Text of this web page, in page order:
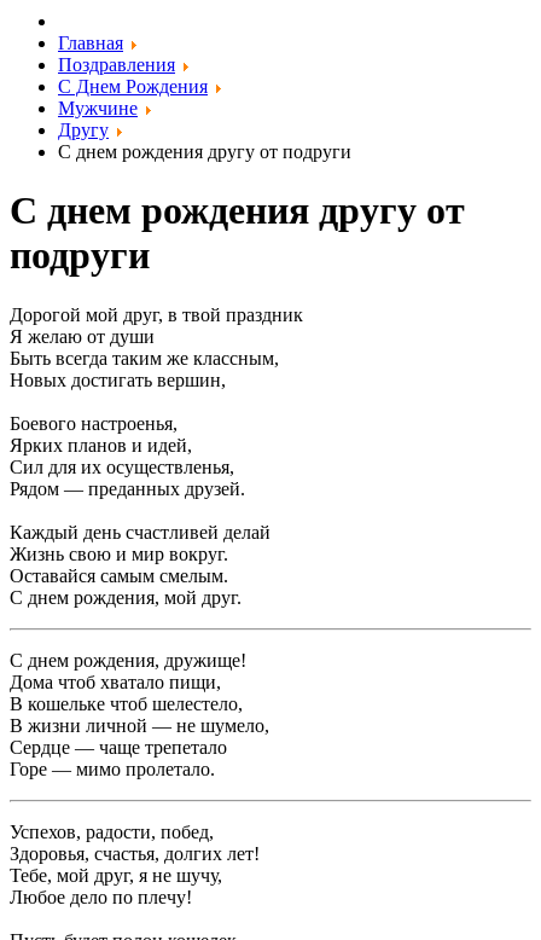
Главная
Поздравления
С Днем Рождения
Мужчине
Другу
С днем рождения другу от подруги
С днем рождения другу от
подруги
Дорогой мой друг, в твой праздник
Я желаю от души
Быть всегда таким же классным,
Новых достигать вершин,
Боевого настроенья,
Ярких планов и идей,
Сил для их осуществленья,
Рядом — преданных друзей.
Каждый день счастливей делай
Жизнь свою и мир вокруг.
Оставайся самым смелым.
С днем рождения, мой друг.
С днем рождения, дружище!
Дома чтоб хватало пищи,
В кошельке чтоб шелестело,
В жизни личной — не шумело,
Сердце — чаще трепетало
Горе — мимо пролетало.
Успехов, радости, побед,
Здоровья, счастья, долгих лет!
Тебе, мой друг, я не шучу,
Любое дело по плечу!